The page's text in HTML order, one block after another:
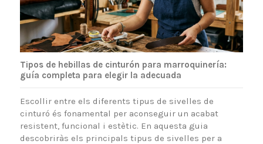
Tipos de hebillas de cinturón para marroquinería:
guía completa para elegir la adecuada
Escollir entre els diferents tipus de sivelles de
cinturó és fonamental per aconseguir un acabat
resistent, funcional i estètic. En aquesta guia
descobriràs els principals tipus de sivelles per a